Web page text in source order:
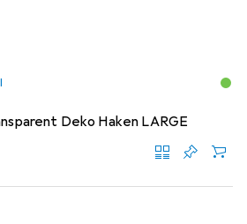
Deko Haken LARGE